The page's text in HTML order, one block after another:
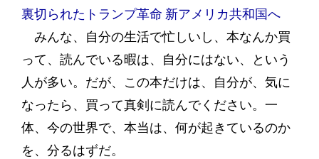
裏切られたトランプ革命 新アメリカ共和国へ
みんな、自分の生活で忙しいし、本なんか買
って、読んでいる暇は、自分にはない、という
人が多い。だが、この本だけは、自分が、気に
なったら、買って真剣に読んでください。一
体、今の世界で、本当は、何が起きているのか
を、分るはずだ。